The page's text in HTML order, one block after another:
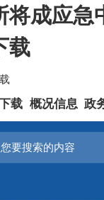
将成应急
载
载 概况信息 政